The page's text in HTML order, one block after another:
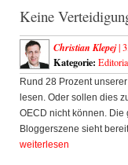
Keine
Christian Klepej|
Kategorie:
Rund 28 Prozent
lesen. Oder sollen dies
OECD nicht können. Die
Bloggerszene sieht
weiterlesen